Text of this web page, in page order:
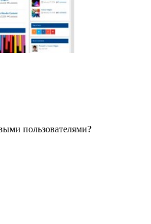
пользователями?